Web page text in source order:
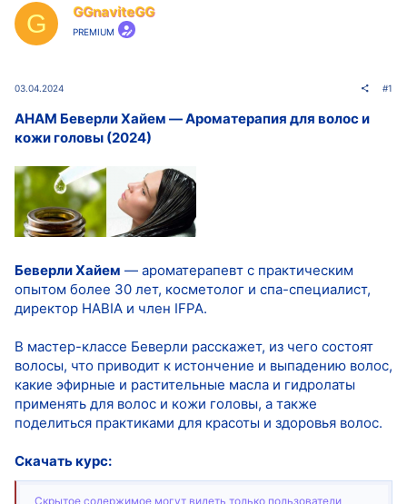
а
G GGnaviteGG
PREMIUM
03.04.2024 #1
AHAM Беверли Хайем ― Ароматерапия для волос и
кожи головы (2024)
Беверли Хайем — ароматерапевт с практическим
опытом более 30 лет, косметолог и спа-специалист,
директор HABIA и член IFPA.
В мастер-классе Беверли расскажет, из чего состоят
волосы, что приводит к истончение и выпадению волос,
какие эфирные и растительные масла и гидролаты
применять для волос и кожи головы, а также
поделиться практиками для красоты и здоровья волос.
Скачать курс:
Скрытое содержимое могут видеть только пользователи